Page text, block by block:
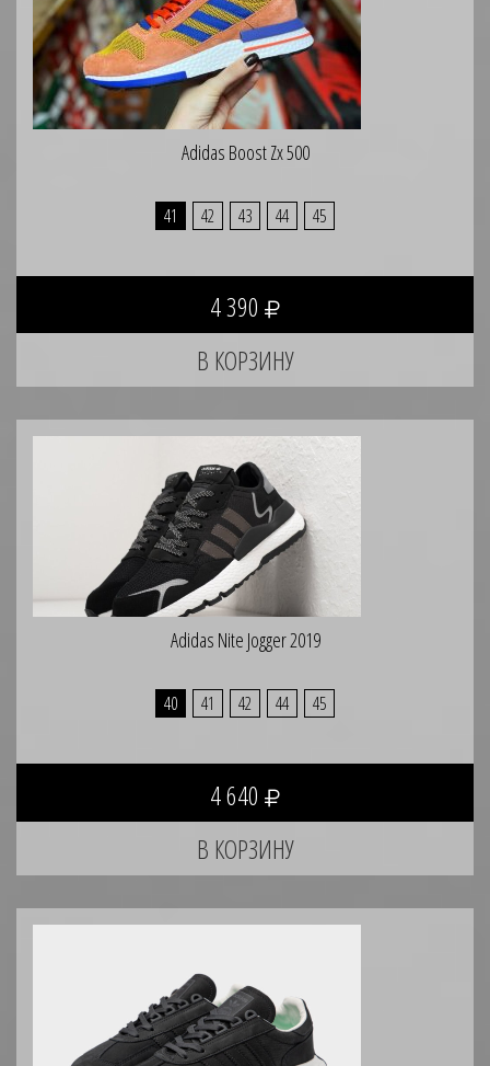
Adidas Boost Zx 500
41 42 43 44 45
4 390
Adidas Nite Jogger 2019
40 41 42 44 45
4 640